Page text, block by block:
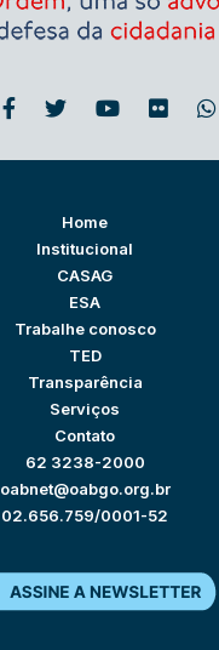
Home
Institucional
CASAG
ESA
Trabalhe conosco
TED
Transparência
Serviços
Contato
62 3238-2000
oabnet@oabgo.org.br
02.656.759/0001-52